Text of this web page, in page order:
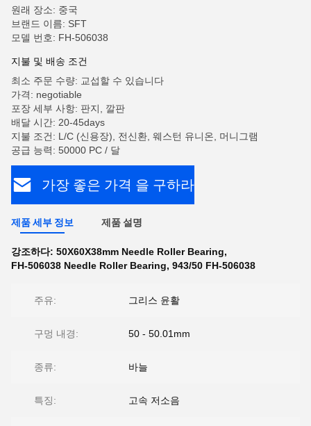
원래 장소: 중국
브랜드 이름: SFT
모델 번호: FH-506038
지불 및 배송 조건
최소 주문 수량: 교섭할 수 있습니다
가격: negotiable
포장 세부 사항: 판지, 깔판
배달 시간: 20-45days
지불 조건: L/C (신용장), 전신환, 웨스턴 유니온, 머니그램
공급 능력: 50000 PC / 달
가장 좋은 가격 을 구하라
제품 세부 정보 제품 설명
강조하다: 50X60X38mm Needle Roller Bearing,
FH-506038 Needle Roller Bearing, 943/50 FH-506038
주유: 그리스 윤활
구멍 내경: 50 - 50.01mm
종류: 바늘
특징: 고속 저소음